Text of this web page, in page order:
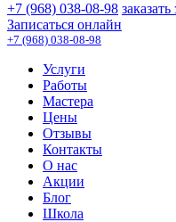
+7 (968) 038-08-98
Записаться онлайн
+7 (968) 038-08-98
Услуги
Работы
Мастера
Цены
Отзывы
Контакты
О нас
Акции
Блог
Школа